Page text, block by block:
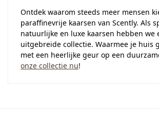
Ontdek waarom steeds meer mensen
paraffinevrije kaarsen van Scently. Als
natuurlijke en luxe kaarsen hebben we
uitgebreide collectie. Waarmee je huis
met een heerlijke geur op een
onze collectie nu!